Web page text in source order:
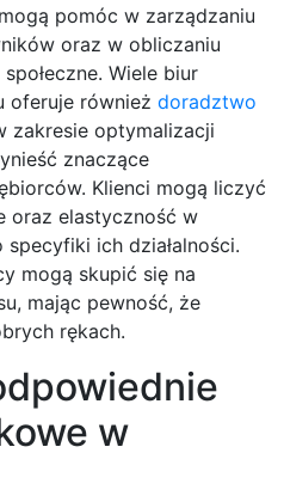
pomóc w zarządzaniu
oraz w obliczaniu
Wiele biur
oferuje również doradztwo
zakresie optymalizacji
znaczące
Klienci mogą liczyć
oraz elastyczność w
ich działalności.
mogą skupić się na
mając pewność, że
rękach.
w